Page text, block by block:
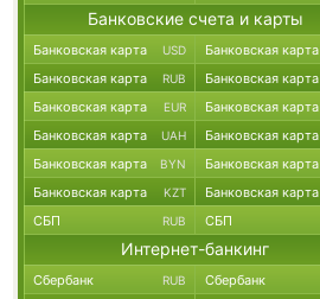
Банковские счета и карты
Банковская карта USD Банковская карта
Банковская карта RUB Банковская карта
Банковская карта EUR Банковская карта
Банковская карта UAH Банковская карта
Банковская карта BYN Банковская карта
Банковская карта KZT Банковская карта
СБП RUB СБП
Интернет-банкинг
Сбербанк RUB Сбербанк